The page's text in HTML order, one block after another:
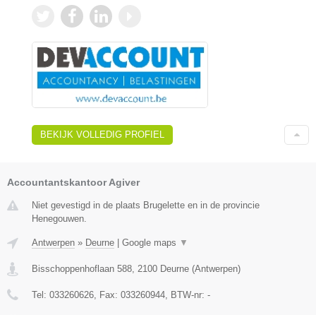
BEKIJK VOLLEDIG PROFIEL
Accountantskantoor Agiver
Niet gevestigd in de plaats Brugelette en in de provincie
Henegouwen.
Antwerpen » Deurne Google maps ▼
Bisschoppenhoflaan 588, 2100 Deurne (Antwerpen)
Tel: 033260626, Fax: 033260944, BTW-nr: -